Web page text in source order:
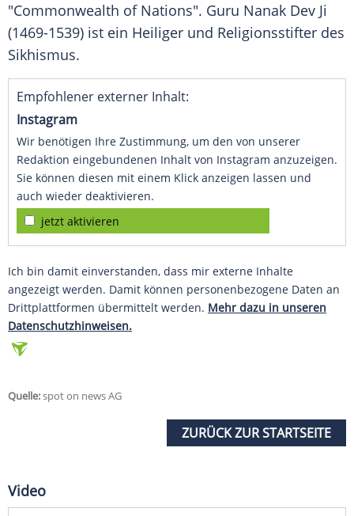
"Commonwealth of Nations". Guru Nanak Dev Ji
(1469-1539) ist ein Heiliger und Religionsstifter des
Sikhismus.
Empfohlener externer Inhalt:
Instagram
Wir benötigen Ihre Zustimmung, um den von unserer
Redaktion eingebundenen Inhalt von Instagram anzuzeigen.
Sie können diesen mit einem Klick anzeigen lassen und
auch wieder deaktivieren.
jetzt aktivieren
Ich bin damit einverstanden, dass mir externe Inhalte
angezeigt werden. Damit können personenbezogene Daten an
Drittplattformen übermittelt werden. Mehr dazu in unseren
Datenschutzhinweisen.
Quelle:spot on news AG
ZURÜCK ZUR STARTSEITE
Video